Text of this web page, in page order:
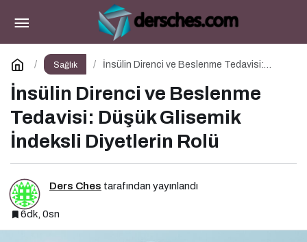
Sağlık
İnsülin Direnci ve Beslenme Tedavisi:
İnsülin Direnci ve Beslenme
Tedavisi: Düşük Glisemik
İndeksli Diyetlerin Rolü
Ders Ches tarafından yayınlandı
6dk, 0sn
Mayıs Ayı Doğuma ve Doğum Sonrasına
Hazırlık Atölyesi
Yorum Yap